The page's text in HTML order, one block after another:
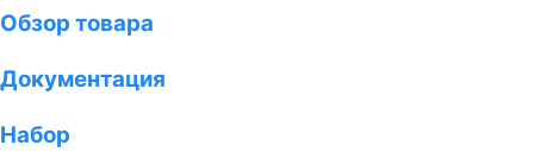
Обзор товара
Документация
Набор